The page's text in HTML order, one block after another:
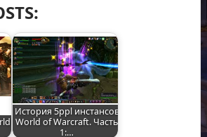
История 5ppl инстансов
World of Warcraft. Часть
1:…